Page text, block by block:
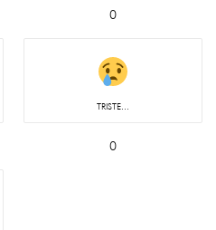
0
TRISTE...
0